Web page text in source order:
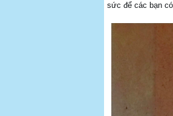
sức để các bạn